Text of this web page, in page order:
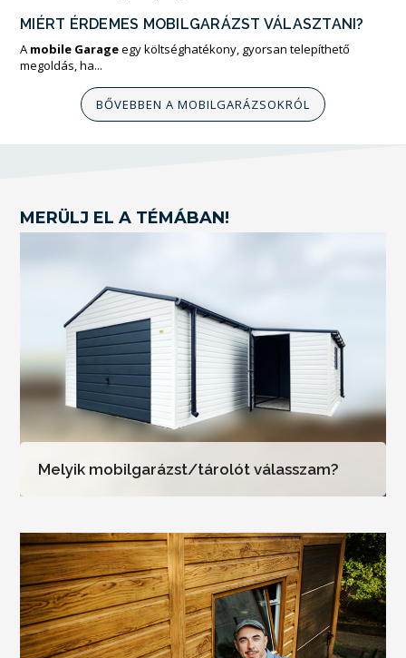
MIÉRT ÉRDEMES MOBILGARÁZST VÁLASZTANI?
A mobile Garageegy költséghatékony, gyorsan telepíthető
megoldás, ha...
BŐVEBBEN A MOBILGARÁZSOKRÓL
MERÜLJ EL A TÉMÁBAN!
Melyik mobilgarázst/tárolót válasszam?